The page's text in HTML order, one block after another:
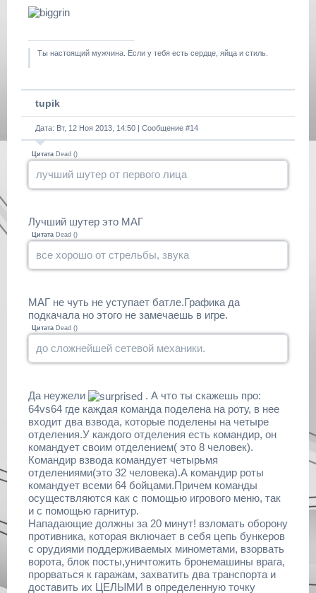
Ты настоящий мужчина. Если у тебя есть сердце, яйца и стиль.
tupik
Дата: Вт, 12 Ноя 2013, 14:50 | Сообщение #14
Цитата Dead ()
лучший шутер от первого лица
Лучший шутер это МАГ
Цитата Dead ()
все хорошо от стрельбы, звука
МАГ не чуть не уступает батле.Графика да
подкачала но этого не замечаешь в игре.
Цитата Dead ()
до сложнейшей сетевой механики.
Да неужели
. А что ты скажешь про:
64vs64 где каждая команда поделена на роту, в нее
входит два взвода, которые поделены на четыре
отделения.У каждого отделения есть командир, он
командует своим отделением( это 8 человек).
Командир взвода командует четырьмя
отделениями(это 32 человека).А командир роты
командует всеми 64 бойцами.Причем команды
осуществляются как с помощью игрового меню, так
и с помощью гарнитур.
Нападающие должны за 20 минут! взломать оборону
противника, которая включает в себя цепь бункеров
с орудиями поддерживаемых минометами, взорвать
ворота, блок посты,уничтожить бронемашины врага,
прорваться к гаражам, захватить два транспорта и
доставить их ЦЕЛЫМИ в определенную точку